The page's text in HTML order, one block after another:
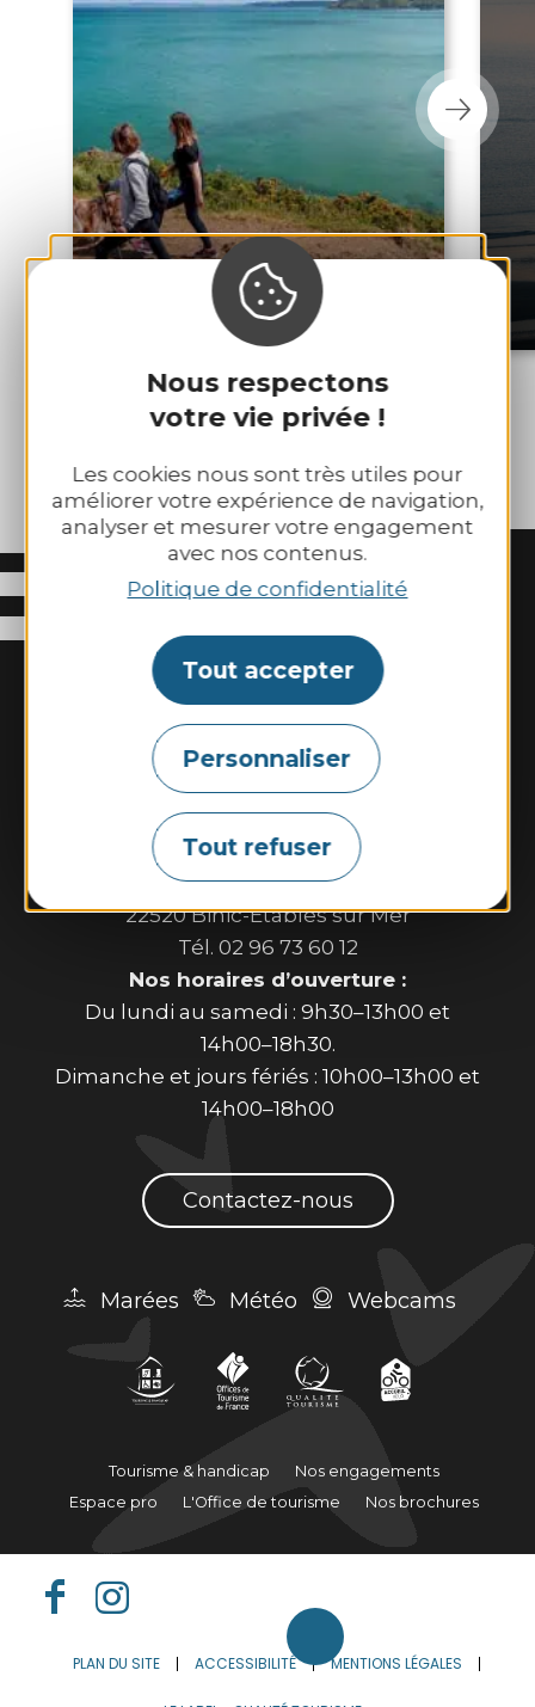
Nous respectons
votre vie privée !
Les cookies nous sont très utiles pour
améliorer votre expérience de navigation,
analyser et mesurer votre engagement
avec nos contenus.
Politique de confidentialité
Tout accepter
Personnaliser
Tout refuser
Le sentier des
douaniers
Binic-Etables sur Mer Tourisme
6 place Le Pomellec
22520 Binic-Etables sur Mer
Tél. 02 96 73 60 12
Nos horaires d’ouverture :
Du lundi au samedi : 9h30–13h00 et
14h00–18h30.
Dimanche et jours fériés : 10h00–13h00 et
14h00–18h00
Contactez-nous
Marées Météo Webcams
Tourisme & handicap
Nos engagements
Espace pro
L'Office de tourisme Nos brochures
PLAN DU SITE ACCESSIBILITÉ MENTIONS LÉGALES